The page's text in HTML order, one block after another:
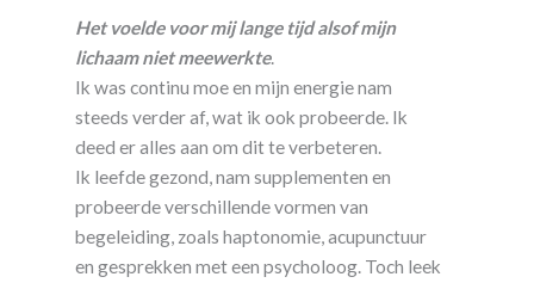
Het voelde voor mij lange tijd alsof mijn
lichaam niet meewerkte.
Ik was continu moe en mijn energie nam
steeds verder af, wat ik ook probeerde. Ik
deed er alles aan om dit te verbeteren.
Ik leefde gezond, nam supplementen en
probeerde verschillende vormen van
begeleiding, zoals haptonomie, acupunctuur
en gesprekken met een psycholoog. Toch leek